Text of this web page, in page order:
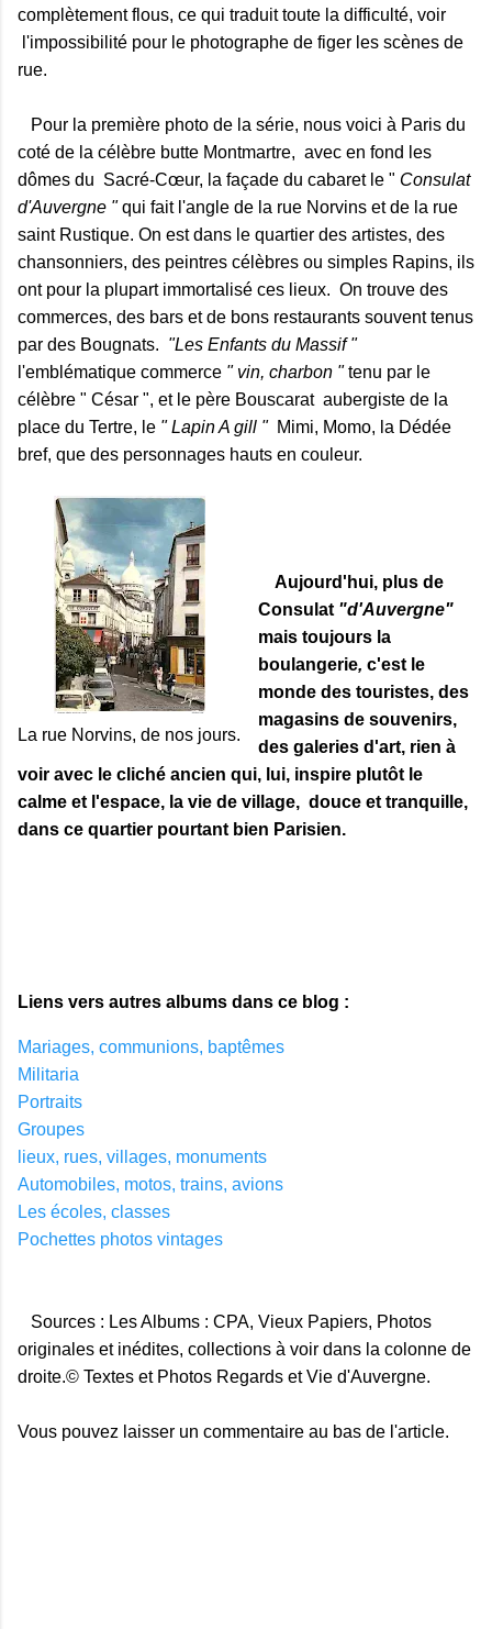
complètement flous, ce qui traduit toute la difficulté, voir
l'impossibilité pour le photographe de figer les scènes de
rue.
Pour la première photo de la série, nous voici à Paris du
coté de la célèbre butte Montmartre, avec en fond les
dômes du Sacré-Cœur, la façade du cabaret le " Consulat
d'Auvergne "qui fait l'angle de la rue Norvins et de la rue
saint Rustique. On est dans le quartier des artistes, des
chansonniers, des peintres célèbres ou simples Rapins, ils
ont pour la plupart immortalisé ces lieux. On trouve des
commerces, des bars et de bons restaurants souvent tenus
par des Bougnats. "Les Enfants du Massif "
l'emblématique commerce " vin, charbon "tenu par le
célèbre " César ", et le père Bouscarat aubergiste de la
place du Tertre, le " Lapin A gill " Mimi, Momo, la Dédée
bref, que des personnages hauts en couleur.
La rue Norvins, de nos jours.
Aujourd'hui, plus de
Consulat "d'Auvergne"
mais toujours la
boulangerie, c'est le
monde des touristes, des
magasins de souvenirs,
des galeries d'art, rien à
voir avec le cliché ancien qui, lui, inspire plutôt le
calme et l'espace, la vie de village, douce et tranquille,
dans ce quartier pourtant bien Parisien.
Liens vers autres albums dans ce blog :
Mariages, communions, baptêmes
Militaria
Portraits
Groupes
lieux, rues, villages, monuments
Automobiles, motos, trains, avions
Les écoles, classes
Pochettes photos vintages
Sources : Les Albums : CPA, Vieux Papiers, Photos
originales et inédites, collections à voir dans la colonne de
droite.© Textes et Photos Regards et Vie d'Auvergne.
Vous pouvez laisser un commentaire au bas de l'article.